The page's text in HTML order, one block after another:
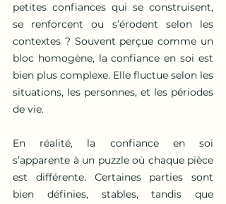
petites confiances qui se construisent,
se renforcent ou s’érodent selon les
contextes ? Souvent perçue comme un
bloc homogène, la confiance en soi est
bien plus complexe. Elle fluctue selon les
situations, les personnes, et les périodes
de vie.
En réalité, la confiance en soi
s’apparente à un puzzle où chaque pièce
est différente. Certaines parties sont
bien définies, stables, tandis que